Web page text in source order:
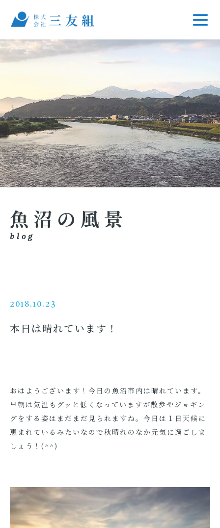
魚沼の風景
blog
2018.10.23
本日は晴れています！
おはようございます！今日の魚沼市内は晴れています。
早朝は気温もグッと低くなっていますが散歩やジョギン
グをする姿はまだまだ見られますね。今日は１日天候に
恵まれているみたいなので秋晴れのなか元気に過ごしま
しょう！(^^)